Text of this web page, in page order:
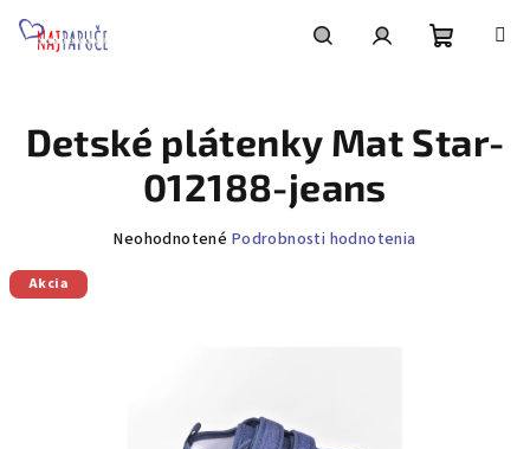
košík
Detské plátenky Mat Star-
012188-jeans
Priemerné
Neohodnotené Podrobnosti hodnotenia
Akcia